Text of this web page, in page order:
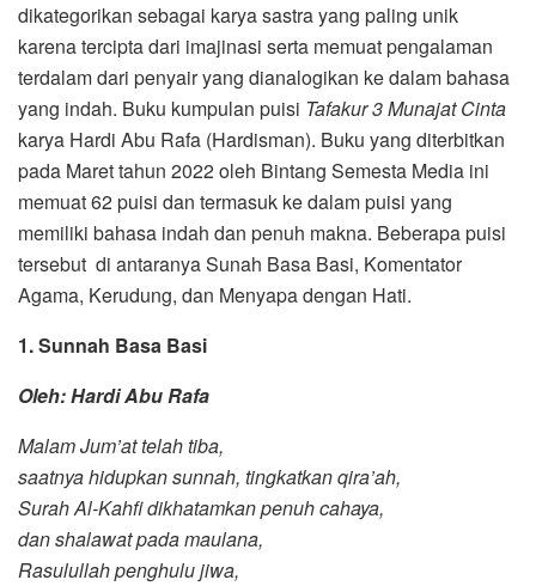
dikategorikan sebagai karya sastra yang paling unik
karena tercipta dari imajinasi serta memuat pengalaman
terdalam dari penyair yang dianalogikan ke dalam bahasa
yang indah. Buku kumpulan puisi Tafakur 3 Munajat Cinta
karya Hardi Abu Rafa (Hardisman). Buku yang diterbitkan
pada Maret tahun 2022 oleh Bintang Semesta Media ini
memuat 62 puisi dan termasuk ke dalam puisi yang
memiliki bahasa indah dan penuh makna. Beberapa puisi
tersebut di antaranya Sunah Basa Basi, Komentator
Agama, Kerudung, dan Menyapa dengan Hati.
1. Sunnah Basa Basi
Oleh: Hardi Abu Rafa
Malam Jum’at telah tiba,
saatnya hidupkan sunnah, tingkatkan qira’ah,
Surah Al-Kahfi dikhatamkan penuh cahaya,
dan shalawat pada maulana,
Rasulullah penghulu jiwa,